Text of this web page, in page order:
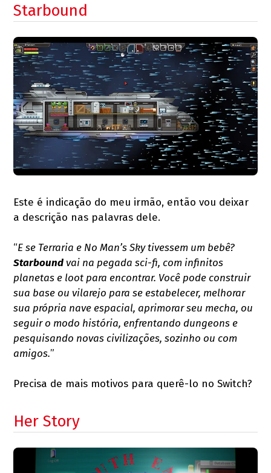
Starbound
Este é indicação do meu irmão, então vou deixar
a descrição nas palavras dele.
“E se Terraria e No Man’s Sky tivessem um bebê?
Starboundvai na pegada sci-fi, com infinitos
planetas e loot para encontrar. Você pode construir
sua base ou vilarejo para se estabelecer, melhorar
sua própria nave espacial, aprimorar seu mecha, ou
seguir o modo história, enfrentando dungeons e
pesquisando novas civilizações, sozinho ou com
amigos.”
Precisa de mais motivos para querê-lo no Switch?
Her Story